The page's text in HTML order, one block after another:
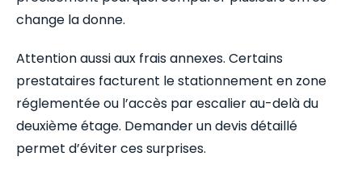
change la donne.
Attention aussi aux frais annexes. Certains
prestataires facturent le stationnement en zone
réglementée ou l’accès par escalier au-delà du
deuxième étage. Demander un devis détaillé
permet d’éviter ces surprises.